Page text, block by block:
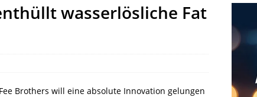
Ian Macleod Distillers Deutschland (m/w/d)
wasserlösliche Fat
Brothers will eine absolute Innovation gelungen